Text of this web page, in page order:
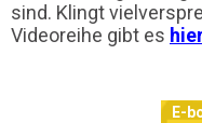
sind. Klingt
Videoreihe gibt es
E-